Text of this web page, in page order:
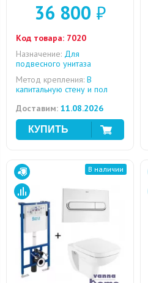
36 800 ₽
Код товара: 7020
Назначение: Для
подвесного унитаза
Метод крепления: В
капитальную стену и пол
Доставим: 11.08.2026
В наличии